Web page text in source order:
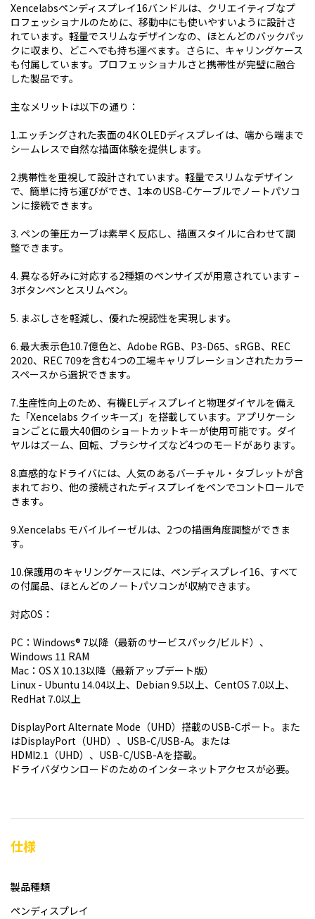
Xencelabsペンディスプレイ16バンドルは、クリエイティブなプ
ロフェッショナルのために、移動中にも使いやすいように設計さ
れています。軽量でスリムなデザインなの、ほとんどのバックパッ
クに収まり、どこへでも持ち運べます。さらに、キャリングケース
も付属しています。プロフェッショナルさと携帯性が完璧に融合
した製品です。
主なメリットは以下の通り：
1.エッチングされた表面の4K OLEDディスプレイは、端から端まで
シームレスで自然な描画体験を提供します。
2.携帯性を重視して設計されています。軽量でスリムなデザイン
で、簡単に持ち運びができ、1本のUSB-Cケーブルでノートパソコ
ンに接続できます。
3. ペンの筆圧カーブは素早く反応し、描画スタイルに合わせて調
整できます。
4. 異なる好みに対応する2種類のペンサイズが用意されています –
3ボタンペンとスリムペン。
5. まぶしさを軽減し、優れた視認性を実現します。
6. 最大表示色10.7億色と、Adobe RGB、P3-D65、sRGB、REC
2020、REC 709を含む4つの工場キャリブレーションされたカラー
スペースから選択できます。
7.生産性向上のため、有機ELディスプレイと物理ダイヤルを備え
た「Xencelabs クイッキーズ」を搭載しています。アプリケーシ
ョンごとに最大40個のショートカットキーが使用可能です。ダイ
ヤルはズーム、回転、ブラシサイズなど4つのモードがあります。
8.直感的なドライバには、人気のあるバーチャル・タブレットが含
まれており、他の接続されたディスプレイをペンでコントロールで
きます。
9.Xencelabs モバイルイーゼルは、2つの描画角度調整ができま
す。
10.保護用のキャリングケースには、ペンディスプレイ16、すべて
の付属品、ほとんどのノートパソコンが収納できます。
対応OS：
PC：Windows® 7以降（最新のサービスパック/ビルド）、
Windows 11 RAM
Mac：OS X 10.13以降（最新アップデート版）
Linux - Ubuntu 14.04以上、Debian 9.5以上、CentOS 7.0以上、
RedHat 7.0以上
DisplayPort Alternate Mode（UHD）搭載のUSB-Cポート。また
はDisplayPort（UHD）、USB-C/USB-A。または
HDMI2.1（UHD）、USB-C/USB-Aを搭載。
ドライバダウンロードのためのインターネットアクセスが必要。
仕様
製品種類
ペンディスプレイ